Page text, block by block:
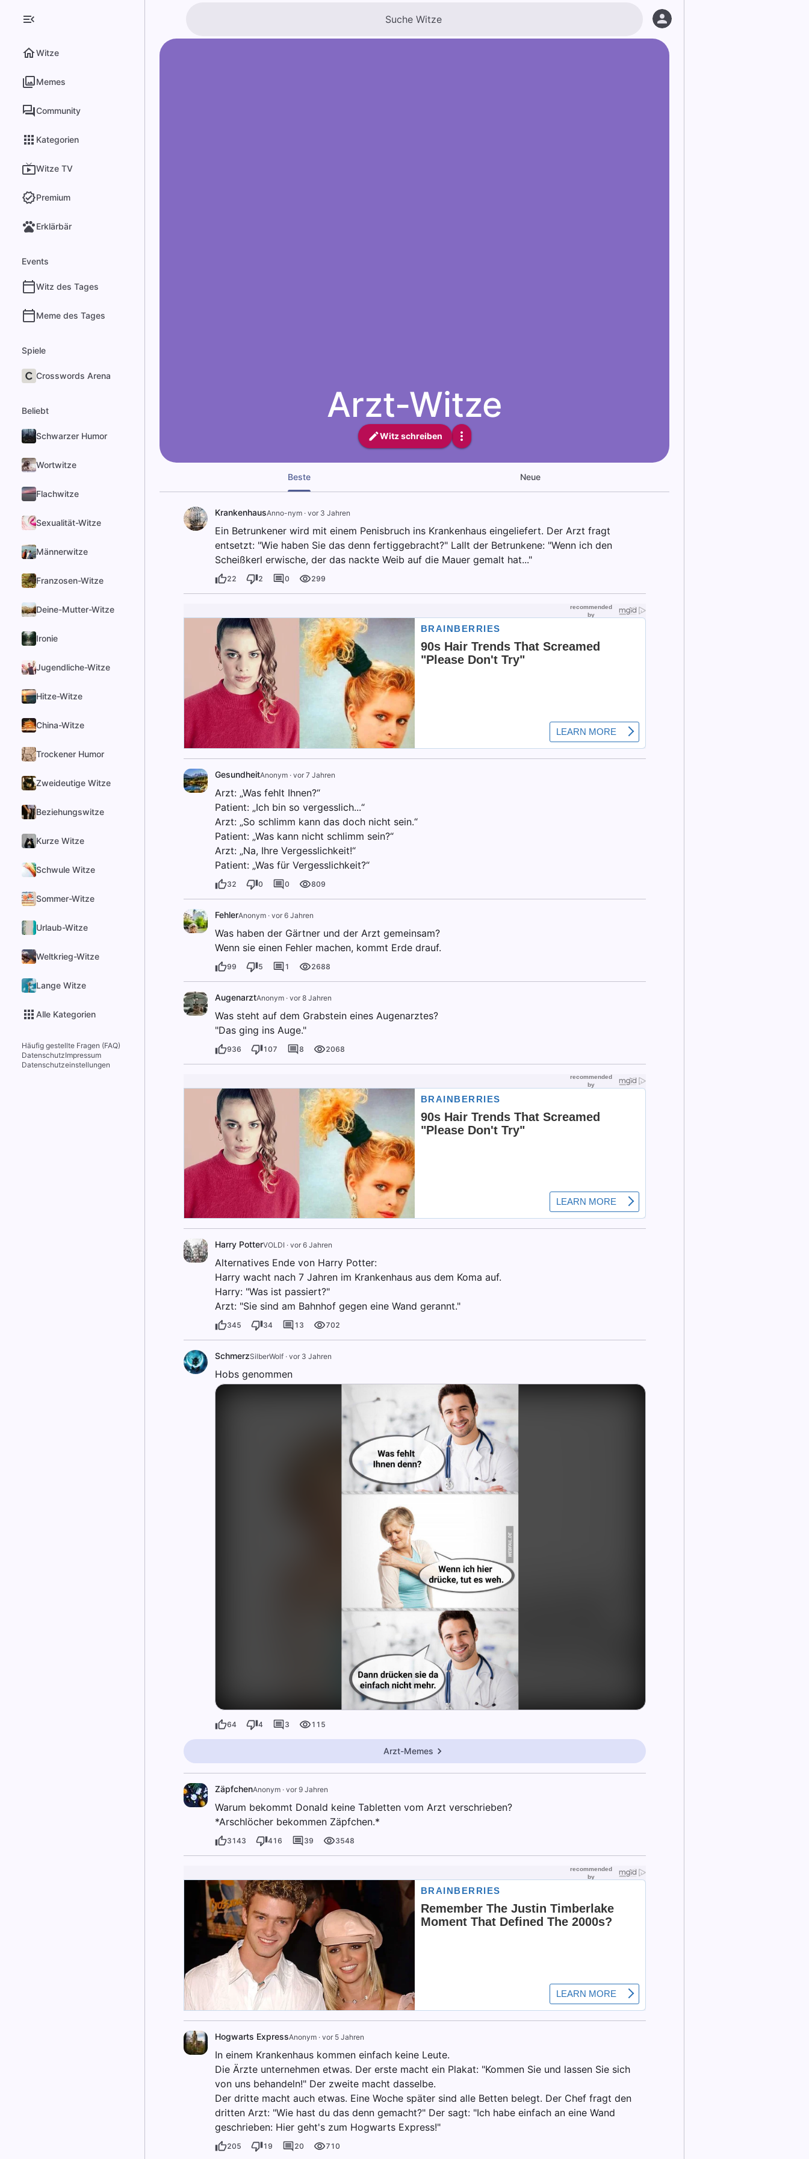
Witze
Memes
Community
Kategorien
Witze TV
Premium
Erklärbär
Events
Witz des Tages
Meme des Tages
Spiele
Crosswords Arena
Beliebt
Schwarzer Humor
Wortwitze
Flachwitze
Sexualität-Witze
Männerwitze
Franzosen-Witze
Deine-Mutter-Witze
Ironie
Jugendliche-Witze
Hitze-Witze
China-Witze
Trockener Humor
Zweideutige Witze
Beziehungswitze
Kurze Witze
Schwule Witze
Sommer-Witze
Urlaub-Witze
Weltkrieg-Witze
Lange Witze
Alle Kategorien
Häufig gestellte Fragen (FAQ)
DatenschutzImpressum
Datenschutzeinstellungen
Arzt-Witze
Witz schreiben
Beste Neue
KrankenhausAnno-nym· vor 3 Jahren
Ein Betrunkener wird mit einem Penisbruch ins Krankenhaus eingeliefert. Der Arzt fragt
entsetzt: "Wie haben Sie das denn fertiggebracht?" Lallt der Betrunkene: "Wenn ich den
Scheißkerl erwische, der das nackte Weib auf die Mauer gemalt hat..."
22 2 0 299
GesundheitAnonym· vor 7 Jahren
Arzt: „Was fehlt Ihnen?“
Patient: „Ich bin so vergesslich...“
Arzt: „So schlimm kann das doch nicht sein.“
Patient: „Was kann nicht schlimm sein?“
Arzt: „Na, Ihre Vergesslichkeit!“
Patient: „Was für Vergesslichkeit?“
32 0 0 809
FehlerAnonym· vor 6 Jahren
Was haben der Gärtner und der Arzt gemeinsam?
Wenn sie einen Fehler machen, kommt Erde drauf.
99 5 1 2688
AugenarztAnonym· vor 8 Jahren
Was steht auf dem Grabstein eines Augenarztes?
"Das ging ins Auge."
936 107 8 2068
Harry PotterVOLDI · vor 6 Jahren
Alternatives Ende von Harry Potter:
Harry wacht nach 7 Jahren im Krankenhaus aus dem Koma auf.
Harry: "Was ist passiert?"
Arzt: "Sie sind am Bahnhof gegen eine Wand gerannt."
345 34 13 702
SchmerzSilberWolf· vor 3 Jahren
Hobs genommen
64 4 3 115
Arzt-Memes
ZäpfchenAnonym· vor 9 Jahren
Warum bekommt Donald keine Tabletten vom Arzt verschrieben?
*Arschlöcher bekommen Zäpfchen.*
3143 416 39 3548
Hogwarts ExpressAnonym· vor 5 Jahren
In einem Krankenhaus kommen einfach keine Leute.
Die Ärzte unternehmen etwas. Der erste macht ein Plakat: "Kommen Sie und lassen Sie sich
von uns behandeln!" Der zweite macht dasselbe.
Der dritte macht auch etwas. Eine Woche später sind alle Betten belegt. Der Chef fragt den
dritten Arzt: "Wie hast du das denn gemacht?" Der sagt: "Ich habe einfach an eine Wand
geschrieben: Hier geht's zum Hogwarts Express!"
205 19 20 710